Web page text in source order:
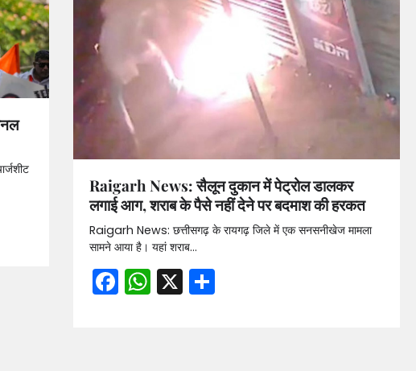
Raigarh News: सैलून दुकान में पेट्रोल डालकर
लगाई आग, शराब के पैसे नहीं देने पर बदमाश की हरकत
Raigarh News: छत्तीसगढ़ के रायगढ़ जिले में एक सनसनीखेज मामला
सामने आया है। यहां शराब…
Facebook
WhatsApp
X Share